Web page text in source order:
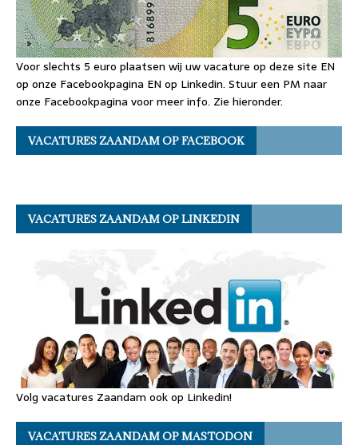
Voor slechts 5 euro plaatsen wij uw vacature op deze site EN
op onze Facebookpagina EN op Linkedin. Stuur een PM naar
onze Facebookpagina voor meer info. Zie hieronder.
VACATURES ZAANDAM OP FACEBOOK
VACATURES ZAANDAM OP LINKEDIN
Volg vacatures Zaandam ook op Linkedin!
VACATURES ZAANDAM OP MASTODON